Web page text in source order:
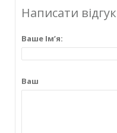
Написати відгук
Ваше Ім’я:
Ваш